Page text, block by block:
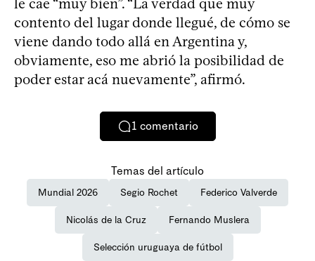
contento del lugar donde llegué, de cómo se
viene dando todo allá en Argentina y,
obviamente, eso me abrió la posibilidad de
poder estar acá nuevamente”, afirmó.
1 comentario
Temas del artículo
Mundial 2026 Segio Rochet Federico Valverde
Nicolás de la Cruz Fernando Muslera
Selección uruguaya de fútbol